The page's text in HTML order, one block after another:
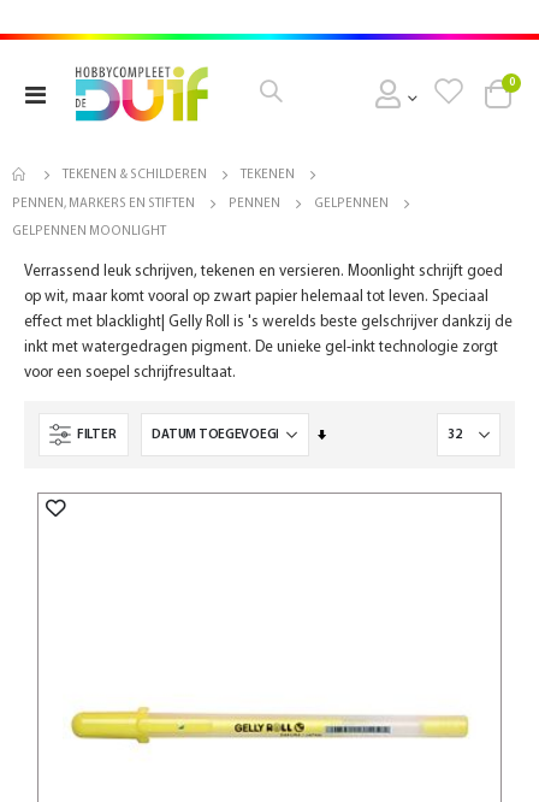
Toggle
Cart
0
TEKENEN & SCHILDEREN TEKENEN
PENNEN, MARKERS EN STIFTEN PENNEN GELPENNEN
GELPENNEN MOONLIGHT
Verrassend leuk schrijven, tekenen en versieren. Moonlight schrijft goed
op wit, maar komt vooral op zwart papier helemaal tot leven. Speciaal
effect met blacklight| Gelly Roll is 's werelds beste gelschrijver dankzij de
inkt met watergedragen pigment. De unieke gel-inkt technologie zorgt
voor een soepel schrijfresultaat.
FILTER
Van